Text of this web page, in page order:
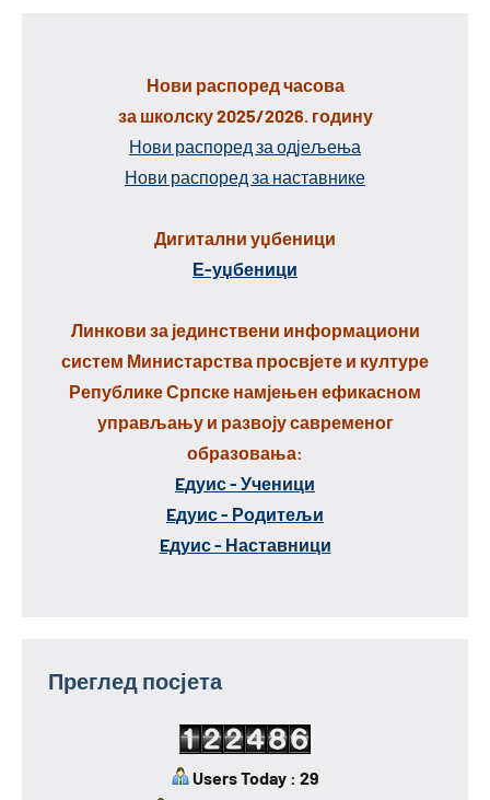
Нови распоред часова
за школску 2025/2026. годину
Нови распоред за одјељења
Нови распоред за наставнике
Дигитални уџбеници
Е-уџбеници
Линкови за јединствени информациони
систем Министарства просвјете и културе
Републике Српске намјењен ефикасном
управљању и развоју савременог
образовања:
Eдуис - Ученици
Eдуис - Родитељи
Eдуис - Наставници
Преглед посјета
Users Today : 29